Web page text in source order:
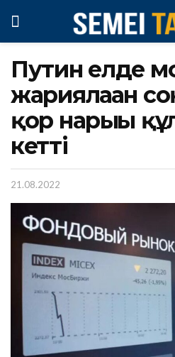
Путин елде
жариялаған
қор нарығы
кетті
21.08.2022